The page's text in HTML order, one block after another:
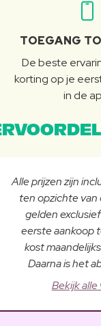
TOEGANG
De beste
korting op je
in de
Alle prijzen zijn
ten opzichte van
gelden
eerste aankoop
kost
Daarna is het
Bekijk